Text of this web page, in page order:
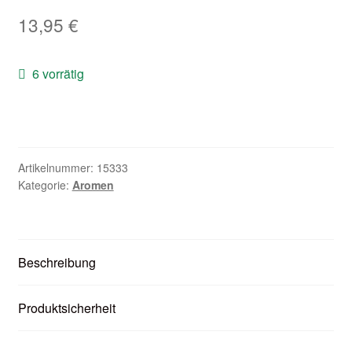
Kundenkarte
Nikotintabelle
13,95 €
6 vorrätig
Artikelnummer: 15333
Kategorie: Aromen
Beschreibung
Produktsicherheit